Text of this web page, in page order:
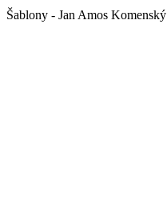
Šablony - Jan Amos Komenský